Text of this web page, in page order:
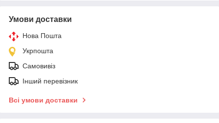
Умови доставки
Нова Пошта
Укрпошта
Самовивіз
Інший перевізник
Всі умови доставки